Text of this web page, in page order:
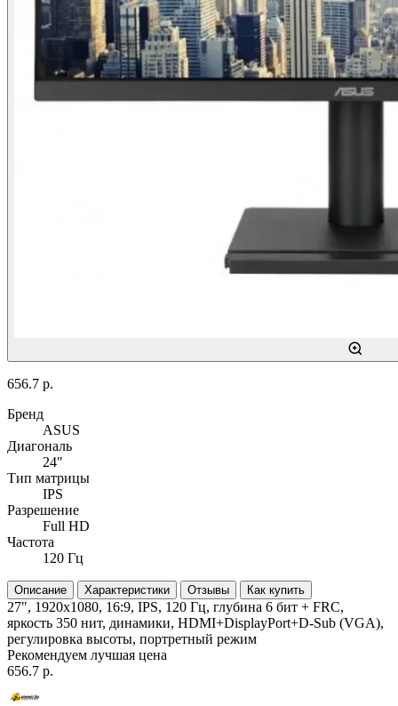
656.7 р.
Бренд
ASUS
Диагональ
24″
Тип матрицы
IPS
Разрешение
Full HD
Частота
120 Гц
Описание Характеристики Отзывы Как купить
27", 1920x1080, 16:9, IPS, 120 Гц, глубина 6 бит + FRC,
яркость 350 нит, динамики, HDMI+DisplayPort+D-Sub (VGA),
регулировка высоты, портретный режим
Рекомендуем лучшая цена
656.7 р.